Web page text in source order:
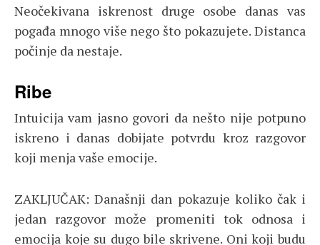
Neočekivana iskrenost druge osobe danas vas
pogađa mnogo više nego što pokazujete. Distanca
počinje da nestaje.
Ribe
Intuicija vam jasno govori da nešto nije potpuno
iskreno i danas dobijate potvrdu kroz razgovor
koji menja vaše emocije.
ZAKLJUČAK: Današnji dan pokazuje koliko čak i
jedan razgovor može promeniti tok odnosa i
emocija koje su dugo bile skrivene. Oni koji budu